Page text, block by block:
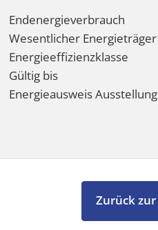
Endenergieverbrauch
Wesentlicher Energieträger
Energieeffizienzklasse
Gültig bis
Energieausweis
Zurück